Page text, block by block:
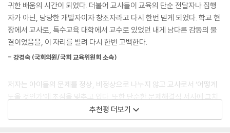
그런데 진웅이 옆에 한 아이가 손을 잡고 걸어가고 있었다. 나는 부리나케
호주머니에서 휴대전화를 꺼내 두 아이의 뒷모습을 찍었다. 마음이 급해서
일까. 방충망이 열리지 않는다. 결국 방충망 너머로 두 아이를 찍는 것에 만
족해야 했다. 손잡고 가는 길, 함께 걸어 좋은 길, 그 따듯하고 아름다운 순
간을 기록으로 남길 수 있어 행복하다.
귀로 들려주고, 눈으로 보여 주고, 손으로 느끼게 해 주면 아주 조금씩 따라
한다. 그러다 제대로 해내는 순간에 즉각적인 칭찬과 격려를 해 주면 표정
도 달라진다. 처음에는 잘되지 않아서 순간적으로 눈빛이 달라질 것만 같
가장 좋은 지지자는 친구들!
선생님은 어떻게 아이들을 이해시켜야 할까?
저자는 언젠가 놀라운 장면을 목격한다. 자폐 스펙트럼이 있는 아이가 수
업 중에 손뼉을 치고 교실을 돌아다니는 등 수업에 방해된다고 느낄 만한
이다. 교실을 돌아다니던 아이가 진정하고 자리에 앉자, 한 친구가 곁에 와
서는 그 아이의 등을 두드려 주기까지 했다. 자폐 스펙트럼이 있는 아이의
의지와 상관없이 돌발 행동이 나올 수 있다는 점을 완벽히 이해하고 있던
것이다. 아이는 친구들의 심리적 지지를 받으며 어엿한 교실의 일원으로
귀한 배움의 시간이 되었다. 더불어 교사들이 교육의 단순 전달자나 집행
자가 아닌, 당당한 개발자이자 창조자라고 다시 한번 믿게 되었다. 학교 현
장에서 교사로, 특수교육 대학에서 교수로 있었던 내게 남다른 감동의 물
결이었음을, 이 자리를 빌려 다시 한번 고백한다.
- 강경숙 (국회의원/국회 교육위원회 소속)
저자는 아이들의 문제를 정상, 비정상으로 나누지 않고 교사로서 ‘어떻게
도울 것인가’에 초점을 맞추고 있다. 또한 단순한 문제해결식 서사에 그치
지 않고, 인간과 발달에 대한 이해의 깊이를 더하는 설명과 더불어 교육적
접근이 서술되어 있다. 글을 읽으며 세상에 이해하지 못할 아이는 없으며
추천평 더보기